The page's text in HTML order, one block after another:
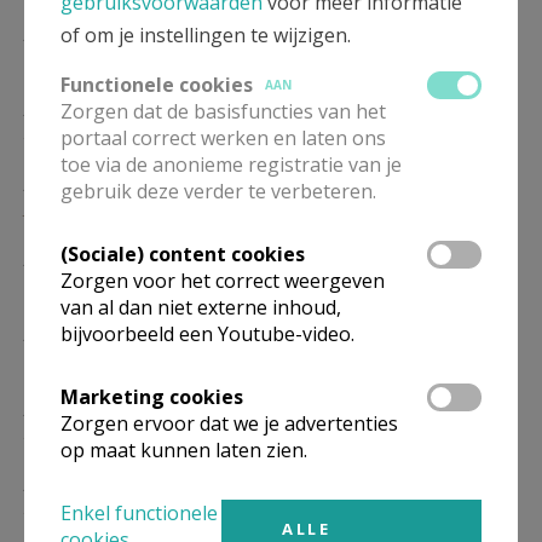
9.00 Eucharistie
24/01
9.00 Eucharistie
9.00 Eucharistie
07/02
9.00 Eucharistie
9.00 Eucharistie
21/02
9.00 Eucharistie
28/02
of om je instellingen te wijzigen.
Functionele cookies
AAN
Zorgen dat de basisfuncties van het
portaal correct werken en laten ons
toe via de anonieme registratie van je
gebruik deze verder te verbeteren.
(Sociale) content cookies
Zorgen voor het correct weergeven
van al dan niet externe inhoud,
bijvoorbeeld een Youtube-video.
Marketing cookies
Zorgen ervoor dat we je advertenties
op maat kunnen laten zien.
Enkel functionele
ALLE